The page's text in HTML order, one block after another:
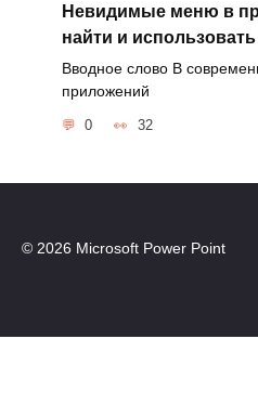
Невидимые меню в
найти и
Вводное слово В
приложений
0 32
© 2026 Microsoft Power Point